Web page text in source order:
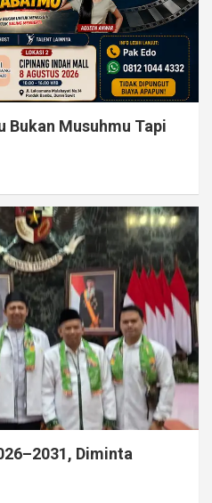
Bukan Musuhmu Tapi
Diminta